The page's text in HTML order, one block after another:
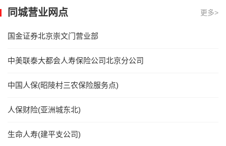
同城营业网点 更多>
国金证券北京崇文门营业部
中美联泰大都会人寿保险公司北京分公司
中国人保(昭陵村三农保险服务点)
人保财险(亚洲城东北)
生命人寿(建平支公司)